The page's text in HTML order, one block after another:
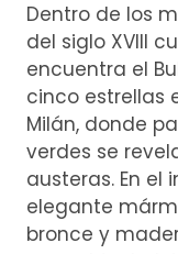
Dentro de los
del siglo XVIII
encuentra el
cinco estrellas
Milán, donde
verdes se
austeras. En el
elegante
bronce y